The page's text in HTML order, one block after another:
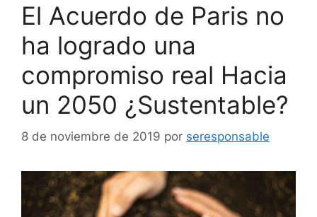
El Acuerdo de Paris no
ha logrado una
compromiso real Hacia
un 2050 ¿Sustentable?
8 de noviembre de 2019 por seresponsable